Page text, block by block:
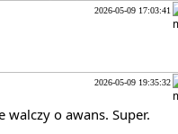
2026-05-09 17:03:41
2026-05-09 19:35:32
walczy o awans. Super.